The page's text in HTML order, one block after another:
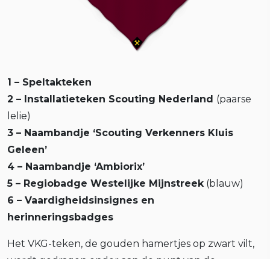
1 – Speltakteken
2 – Installatieteken Scouting Nederland (paarse
lelie)
3 – Naambandje ‘Scouting Verkenners Kluis
Geleen’
4 – Naambandje ‘Ambiorix’
5 – Regiobadge Westelijke Mijnstreek (blauw)
6 – Vaardigheidsinsignes en
herinneringsbadges
Het VKG-teken, de gouden hamertjes op zwart vilt,